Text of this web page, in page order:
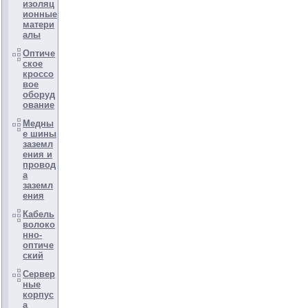
изоляц
ионные
матери
алы
Оптиче
ское
кроссо
вое
оборуд
ование
Медны
е шины
заземл
ения и
провод
а
заземл
ения
Кабель
волоко
нно-
оптиче
ский
Сервер
ные
корпус
а